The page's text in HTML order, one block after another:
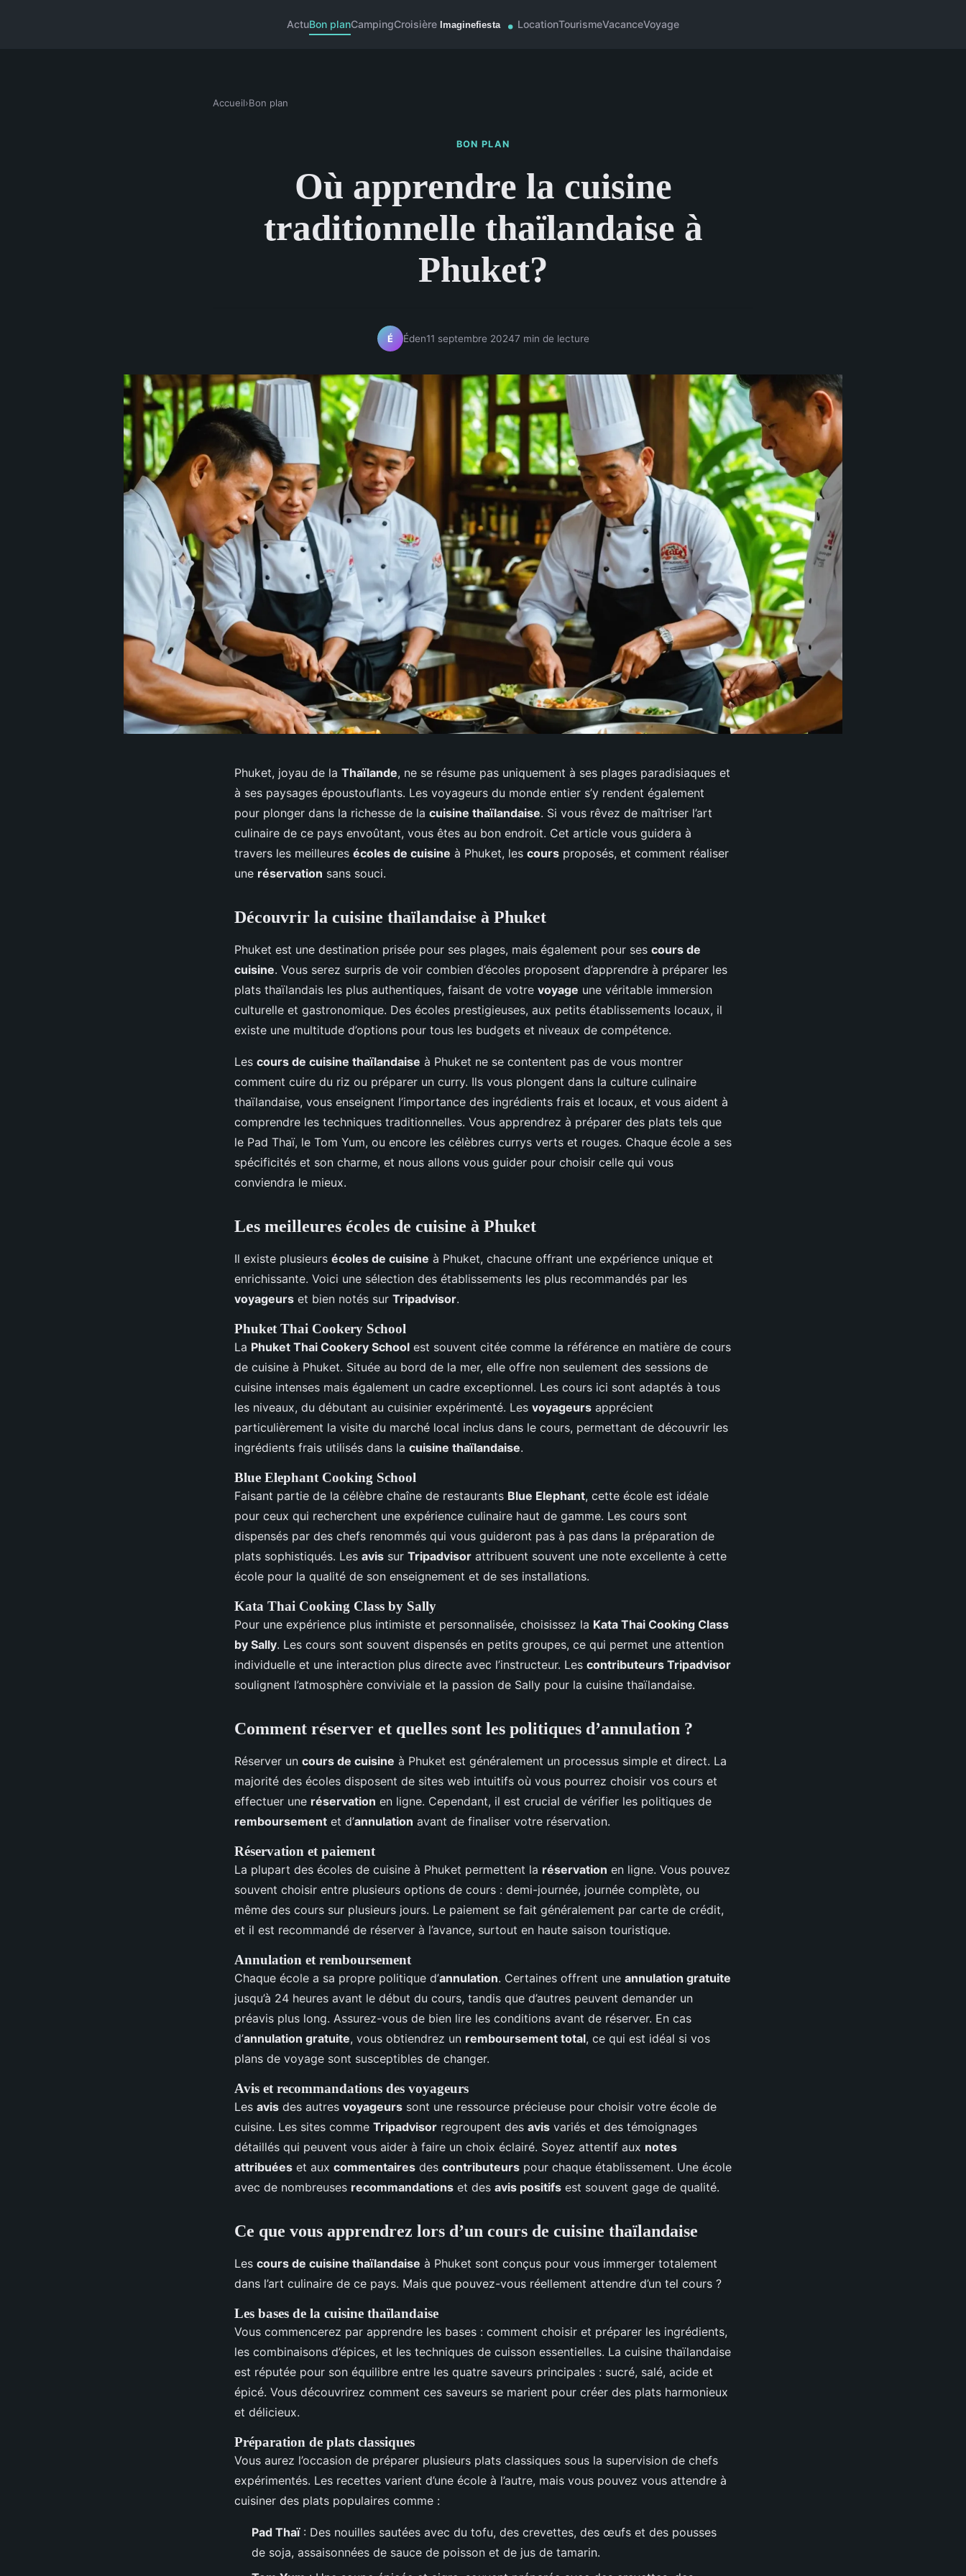
ActuBon planCampingCroisière LocationTourismeVacanceVoyage
Accueil›Bon plan
BON PLAN
Où apprendre la cuisine
traditionnelle thaïlandaise à
Phuket?
É Éden11 septembre 20247 min de lecture
Phuket, joyau de la Thaïlande, ne se résume pas uniquement à ses plages paradisiaques et
à ses paysages époustouflants. Les voyageurs du monde entier s’y rendent également
pour plonger dans la richesse de la cuisine thaïlandaise. Si vous rêvez de maîtriser l’art
culinaire de ce pays envoûtant, vous êtes au bon endroit. Cet article vous guidera à
travers les meilleures écoles de cuisine à Phuket, les cours proposés, et comment réaliser
une réservation sans souci.
Découvrir la cuisine thaïlandaise à Phuket
Phuket est une destination prisée pour ses plages, mais également pour ses cours de
cuisine. Vous serez surpris de voir combien d’écoles proposent d’apprendre à préparer les
plats thaïlandais les plus authentiques, faisant de votre voyage une véritable immersion
culturelle et gastronomique. Des écoles prestigieuses, aux petits établissements locaux, il
existe une multitude d’options pour tous les budgets et niveaux de compétence.
Les cours de cuisine thaïlandaise à Phuket ne se contentent pas de vous montrer
comment cuire du riz ou préparer un curry. Ils vous plongent dans la culture culinaire
thaïlandaise, vous enseignent l’importance des ingrédients frais et locaux, et vous aident à
comprendre les techniques traditionnelles. Vous apprendrez à préparer des plats tels que
le Pad Thaï, le Tom Yum, ou encore les célèbres currys verts et rouges. Chaque école a ses
spécificités et son charme, et nous allons vous guider pour choisir celle qui vous
conviendra le mieux.
Les meilleures écoles de cuisine à Phuket
Il existe plusieurs écoles de cuisine à Phuket, chacune offrant une expérience unique et
enrichissante. Voici une sélection des établissements les plus recommandés par les
voyageurs et bien notés sur Tripadvisor.
Phuket Thai Cookery School
La Phuket Thai Cookery School est souvent citée comme la référence en matière de cours
de cuisine à Phuket. Située au bord de la mer, elle offre non seulement des sessions de
cuisine intenses mais également un cadre exceptionnel. Les cours ici sont adaptés à tous
les niveaux, du débutant au cuisinier expérimenté. Les voyageurs apprécient
particulièrement la visite du marché local inclus dans le cours, permettant de découvrir les
ingrédients frais utilisés dans la cuisine thaïlandaise.
Blue Elephant Cooking School
Faisant partie de la célèbre chaîne de restaurants Blue Elephant, cette école est idéale
pour ceux qui recherchent une expérience culinaire haut de gamme. Les cours sont
dispensés par des chefs renommés qui vous guideront pas à pas dans la préparation de
plats sophistiqués. Les avis sur Tripadvisor attribuent souvent une note excellente à cette
école pour la qualité de son enseignement et de ses installations.
Kata Thai Cooking Class by Sally
Pour une expérience plus intimiste et personnalisée, choisissez la Kata Thai Cooking Class
by Sally. Les cours sont souvent dispensés en petits groupes, ce qui permet une attention
individuelle et une interaction plus directe avec l’instructeur. Les contributeurs Tripadvisor
soulignent l’atmosphère conviviale et la passion de Sally pour la cuisine thaïlandaise.
Comment réserver et quelles sont les politiques d’annulation ?
Réserver un cours de cuisine à Phuket est généralement un processus simple et direct. La
majorité des écoles disposent de sites web intuitifs où vous pourrez choisir vos cours et
effectuer une réservation en ligne. Cependant, il est crucial de vérifier les politiques de
remboursement et d’annulation avant de finaliser votre réservation.
Réservation et paiement
La plupart des écoles de cuisine à Phuket permettent la réservation en ligne. Vous pouvez
souvent choisir entre plusieurs options de cours : demi-journée, journée complète, ou
même des cours sur plusieurs jours. Le paiement se fait généralement par carte de crédit,
et il est recommandé de réserver à l’avance, surtout en haute saison touristique.
Annulation et remboursement
Chaque école a sa propre politique d’annulation. Certaines offrent une annulation gratuite
jusqu’à 24 heures avant le début du cours, tandis que d’autres peuvent demander un
préavis plus long. Assurez-vous de bien lire les conditions avant de réserver. En cas
d’annulation gratuite, vous obtiendrez un remboursement total, ce qui est idéal si vos
plans de voyage sont susceptibles de changer.
Avis et recommandations des voyageurs
Les avis des autres voyageurs sont une ressource précieuse pour choisir votre école de
cuisine. Les sites comme Tripadvisor regroupent des avis variés et des témoignages
détaillés qui peuvent vous aider à faire un choix éclairé. Soyez attentif aux notes
attribuées et aux commentaires des contributeurs pour chaque établissement. Une école
avec de nombreuses recommandations et des avis positifs est souvent gage de qualité.
Ce que vous apprendrez lors d’un cours de cuisine thaïlandaise
Les cours de cuisine thaïlandaise à Phuket sont conçus pour vous immerger totalement
dans l’art culinaire de ce pays. Mais que pouvez-vous réellement attendre d’un tel cours ?
Les bases de la cuisine thaïlandaise
Vous commencerez par apprendre les bases : comment choisir et préparer les ingrédients,
les combinaisons d’épices, et les techniques de cuisson essentielles. La cuisine thaïlandaise
est réputée pour son équilibre entre les quatre saveurs principales : sucré, salé, acide et
épicé. Vous découvrirez comment ces saveurs se marient pour créer des plats harmonieux
et délicieux.
Préparation de plats classiques
Vous aurez l’occasion de préparer plusieurs plats classiques sous la supervision de chefs
expérimentés. Les recettes varient d’une école à l’autre, mais vous pouvez vous attendre à
cuisiner des plats populaires comme :
Pad Thaï: Des nouilles sautées avec du tofu, des crevettes, des œufs et des pousses
de soja, assaisonnées de sauce de poisson et de jus de tamarin.